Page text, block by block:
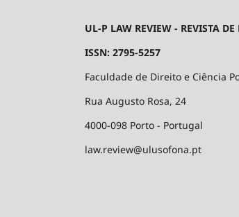
UL-P LAW REVIEW - REVISTA
ISSN: 2795-5257
Faculdade de Direito e Ciência
Rua Augusto Rosa, 24
4000-098 Porto - Portugal
law.review@ulusofona.pt